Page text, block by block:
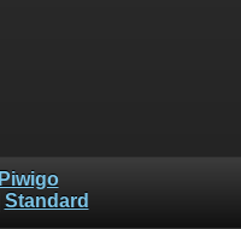
Piwigo
Standard